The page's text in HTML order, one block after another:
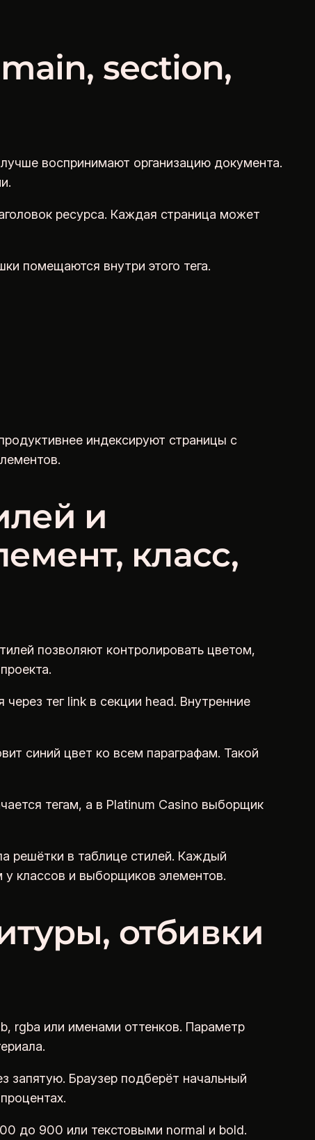
section,
воспринимают организацию документа.
ресурса. Каждая страница может
помещаются внутри этого тега.
индексируют страницы с
и
класс,
позволяют контролировать цветом,
тег link в секции head. Внутренние
синий цвет ко всем параграфам. Такой
тегам, а в Platinum Casino выборщик
решётки в таблице стилей. Каждый
классов и выборщиков элементов.
отбивки
rgba или именами оттенков. Параметр
запятую. Браузер подберёт начальный
до 900 или текстовыми normal и bold.